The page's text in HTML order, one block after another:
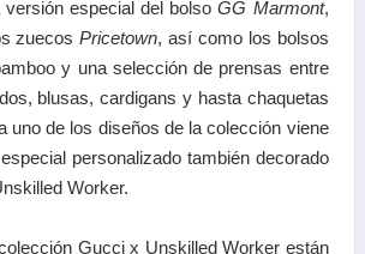
versión especial del bolsoGG Marmont,
zuecosPricetown, así como los bolsos
y una selección de prensas entre
blusas, cardigans y hasta chaquetas
uno de los diseños de la colección viene
personalizado también decorado
Worker.
Gucci x Unskilled Worker están